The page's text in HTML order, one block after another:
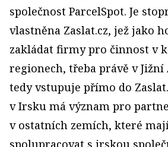
společnost ParcelSpot. Je
vlastněna Zaslat.cz, jež jako
zakládat firmy pro činnost v
regionech, třeba právě v Jižní
tedy vstupuje přímo do
v Irsku má význam pro
v ostatních zemích, které
spolupracovat s irskou